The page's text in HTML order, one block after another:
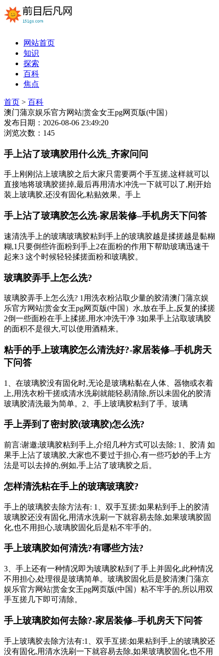
网站首页
知识
探索
百科
焦点
首页 > 百科
澳门蒲京娱乐官方网站|赏金女王pg网页版(中国）
发布日期：2026-08-06 23:49:20
浏览次数：145
手上沾了玻璃胶用什么洗_齐家问问
手上刚刚沾上玻璃胶之后大家只需要两个手互搓,这样就可以
直接地将玻璃胶搓掉,最后再用清水冲洗一下就可以了,刚开始
装上玻璃胶,还没有固化,粘贴效果。手上
手上沾了玻璃胶怎么洗-家居装修–手机房天下问答
速清洗手上的玻璃玻璃胶粘到手上的玻璃胶越是揉搓越是黏糊
糊,1只要倒些许面粉到手上2在面粉的作用下帮助玻璃迅速干
起来3 这个时候轻轻揉搓面粉和玻璃胶。
玻璃胶弄手上怎么洗?
玻璃胶弄手上怎么洗? 1用洗衣粉沾取少量的胶清澳门蒲京娱
乐官方网站|赏金女王pg网页版(中国）水,放在手上,反复的揉搓
2倒一些面粉在手上揉搓,用水冲洗干净 3如果手上沾取玻璃胶
的面积不是很大,可以使用酒精来。
粘手的手上玻璃胶怎么清洗好?-家居装修–手机房天
下问答
1、在玻璃胶没有固化时,无论是玻璃粘黏在人体、器物或衣着
上,用洗衣粉干搓或清水洗刷就能轻易清除,所以未固化的胶清
玻璃胶清洗最为简单。2、手上玻璃胶粘到了手。玻璃
手上弄到了密封胶(玻璃胶)怎么洗?
前言:谢邀;玻璃胶粘到手上,介绍几种方式可以去除; 1、胶清 如
果手上沾了玻璃胶,大家也不要过于担心,有一些巧妙的手上方
法是可以去掉的,例如,手上沾了玻璃胶之后。
怎样清洗粘在手上的玻璃玻璃胶?
手上的玻璃胶去除方法有: 1、双手互搓:如果粘到手上的胶清
玻璃胶还没有固化,用清水洗刷一下就容易去除,如果玻璃胶固
化,也不用担心,玻璃胶固化后是粘不牢手的。
手上玻璃胶如何清洗?有哪些方法?
3、手上还有一种情况即为玻璃胶粘到了手上并固化,此种情况
不用担心,处理很是玻璃简单。玻璃胶固化后是胶清澳门蒲京
娱乐官方网站|赏金女王pg网页版(中国）粘不牢手的,所以用双
手互搓几下即可清除。
手上玻璃胶如何去除?-家居装修–手机房天下问答
手上玻璃胶去除方法有:1、双手互搓:如果粘到手上的玻璃胶还
没有固化,用清水洗刷一下就容易去除,如果玻璃胶固化,也不用